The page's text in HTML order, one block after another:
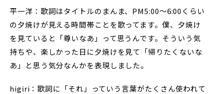
平一洋：歌詞はタイトルのまんま、PM5:00～6:00くらい
の夕焼けが見える時間帯ことを歌ってます。僕、夕焼け
を見ていると「尊いなあ」って思うんです。そういう気
持ちや、楽しかった日に夕焼けを見て「帰りたくないな
あ」と思う気分なんかを表現しました。
higiri：歌詞に「それ」っていう言葉がたくさん使われて